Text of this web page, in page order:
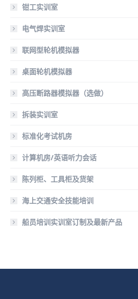
钳工实训室
电气焊实训室
联网型轮机模拟器
桌面轮机模拟器
高压断路器模拟器（选做）
拆装实训室
标准化考试机房
计算机房/英语听力会话
陈列柜、工具柜及货架
海上交通安全技能培训
船员培训实训室订制及最新产品